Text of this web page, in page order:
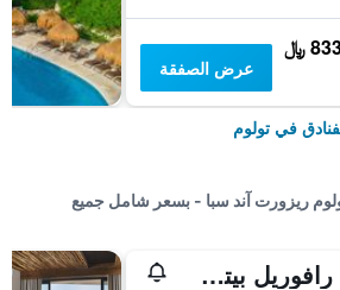
﷼
عرض الصفقة
في تولوم
ريزورت آند سبا - بسعر شامل جميع
رافوريل بيتش ريزورت تولو